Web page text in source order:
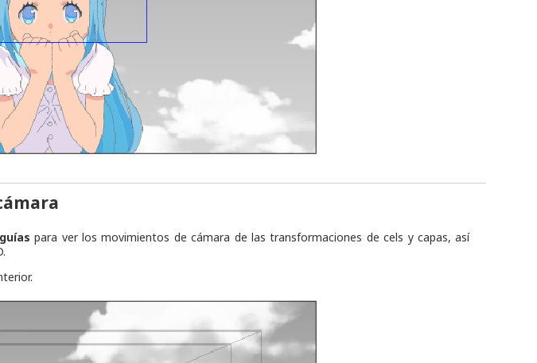
para ver los movimientos de cámara de las transformaciones de cels y capas, así